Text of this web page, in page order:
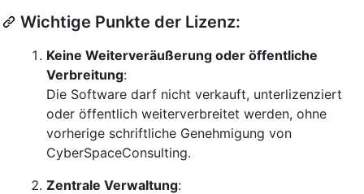
Wichtige Punkte der Lizenz:
Keine Weiterveräußerung oder öffentliche
Verbreitung:
Die Software darf nicht verkauft, unterlizenziert
oder öffentlich weiterverbreitet werden, ohne
vorherige schriftliche Genehmigung von
CyberSpaceConsulting.
Zentrale Verwaltung: